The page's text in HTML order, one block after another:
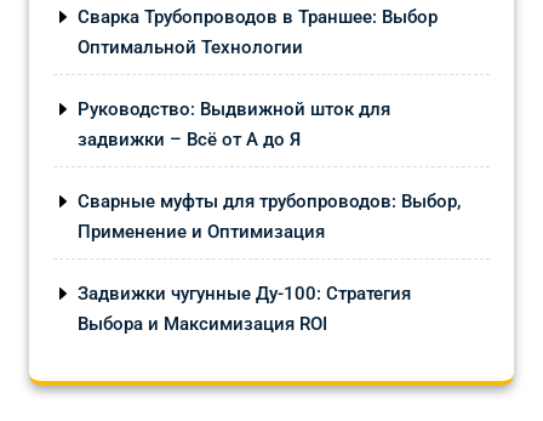
Сварка Трубопроводов в Траншее: Выбор
Оптимальной Технологии
Руководство: Выдвижной шток для
задвижки – Всё от А до Я
Сварные муфты для трубопроводов: Выбор,
Применение и Оптимизация
Задвижки чугунные Ду-100: Стратегия
Выбора и Максимизация ROI